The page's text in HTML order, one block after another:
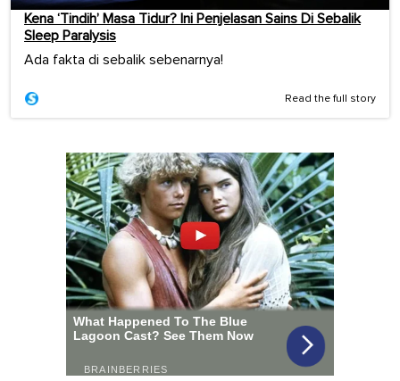
Kena ‘Tindih’ Masa Tidur? Ini Penjelasan Sains Di Sebalik
Sleep Paralysis
Ada fakta di sebalik sebenarnya!
Read the full story